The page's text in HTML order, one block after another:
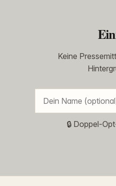
Keine
🔒 Doppel-